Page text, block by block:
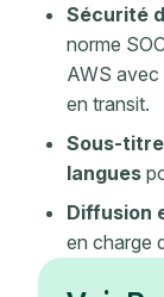
Sécurité
norme
AWS avec
en transit.
Sous-
langues
Diffusion
en charge